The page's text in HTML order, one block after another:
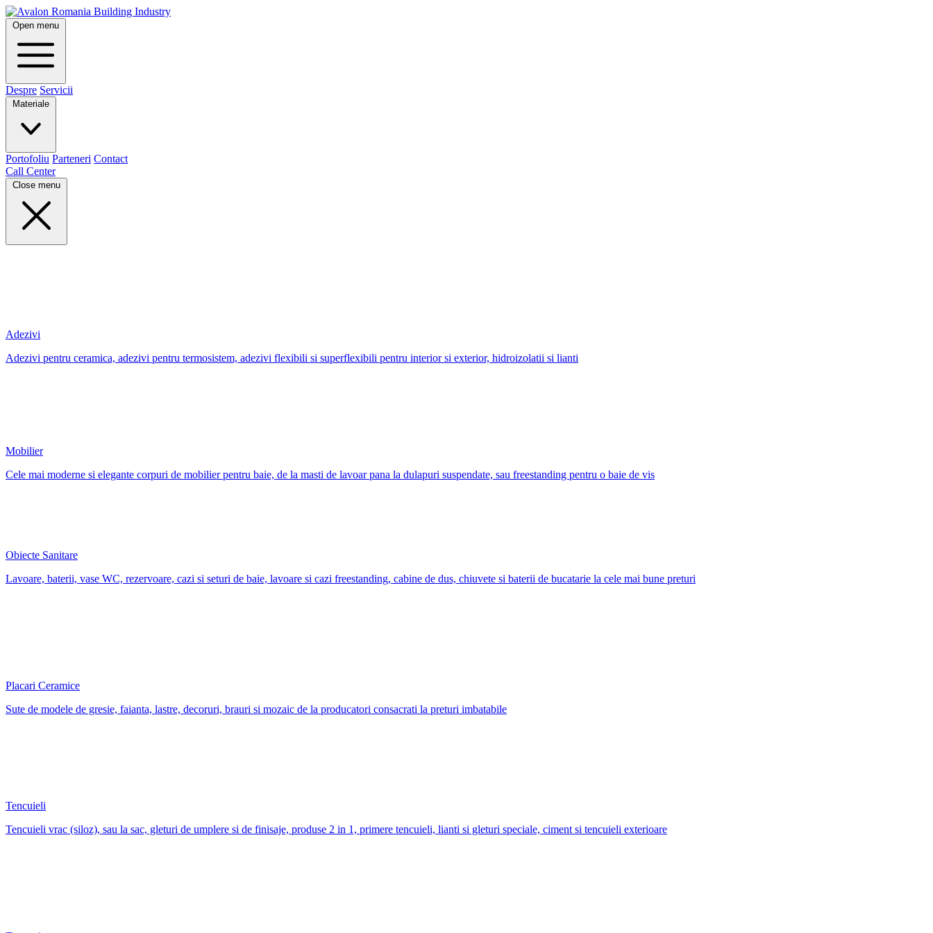
Open menu
Despre Servicii
Materiale
Portofoliu Parteneri Contact
Call Center
Close menu
Adezivi
Adezivi pentru ceramica, adezivi pentru termosistem, adezivi flexibili si superflexibili pentru interior si exterior, hidroizolatii si lianti
Mobilier
Cele mai moderne si elegante corpuri de mobilier pentru baie, de la masti de lavoar pana la dulapuri suspendate, sau freestanding pentru o baie de vis
Obiecte Sanitare
Lavoare, baterii, vase WC, rezervoare, cazi si seturi de baie, lavoare si cazi freestanding, cabine de dus, chiuvete si baterii de bucatarie la cele mai bune preturi
Placari Ceramice
Sute de modele de gresie, faianta, lastre, decoruri, brauri si mozaic de la producatori consacrati la preturi imbatabile
Tencuieli
Tencuieli vrac (siloz), sau la sac, gleturi de umplere si de finisaje, produse 2 in 1, primere tencuieli, lianti si gleturi speciale, ciment si tencuieli exterioare